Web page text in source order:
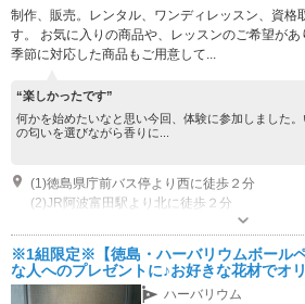
制作、販売。レンタル、ワンディレッスン、資格
す。 お気に入りの商品や、レッスンのご希望があ
季節に対応した商品もご用意して...
“楽しかったです”
何かを始めたいなと思い今回、体験に参加しました
の匂いを選びながら香りに...
(1)徳島県庁前バス停より西に徒歩２分
(2)JR阿波富田駅より北に徒歩２分
営業時間：出張レッスン、レンタル作品など
※1組限定※【徳島・ハーバリウムボール
な人へのプレゼントに♪お好きな花材でオ
ールペン作り体験☆ 女性にオススメ
ハーバリウム